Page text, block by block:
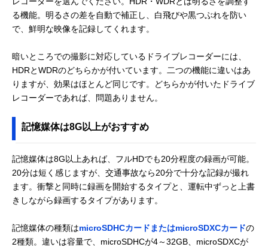
る機能。明るさの差を自動で補正し、白飛びや黒つぶれを防い
で、鮮明な映像を記録してくれます。
暗いところでの撮影に対応しているドライブレコーダーには、
HDRとWDRのどちらかが付いています。二つの機能に違いはあ
りますが、効果はほとんど同じです。どちらかが付いたドライブ
レコーダーであれば、問題ありません。
記憶媒体は8G以上がおすすめ
記憶媒体は8G以上あれば、フルHDでも20分程度の録画が可能。
20分は短く感じますが、交通事故なら20分で十分な記録が撮れ
ます。衝撃と同時に録画を開始するタイプと、運転中ずっと上書
きしながら録画するタイプがあります。
記憶媒体の種類はmicroSDHCカードまたはmicroSDXCカードの
2種類。違いは容量で、microSDHCが4～32GB、microSDXCが